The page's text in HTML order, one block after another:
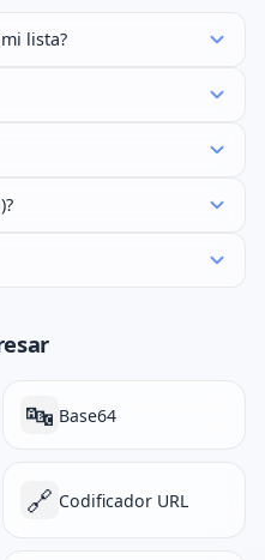
lista?
🔤 Base64
🔗 Codificador URL